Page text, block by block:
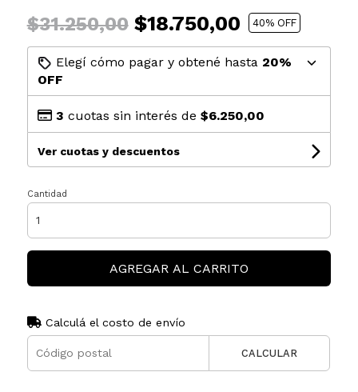
$31.250,00$18.750,00 40% OFF
Elegí cómo pagar y obtené hasta 20%
OFF
3 cuotas sin interés de $6.250,00
Ver cuotas y descuentos
Cantidad
AGREGAR AL CARRITO
Calculá el costo de envío
CALCULAR